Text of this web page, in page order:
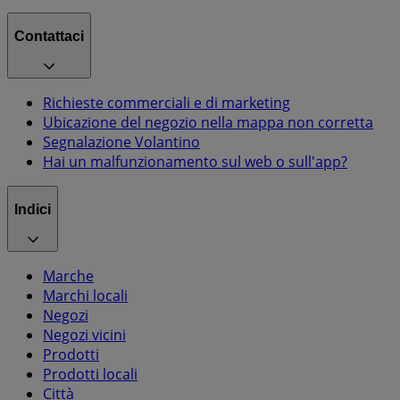
Contattaci
Richieste commerciali e di marketing
Ubicazione del negozio nella mappa non corretta
Segnalazione Volantino
Hai un malfunzionamento sul web o sull'app?
Indici
Marche
Marchi locali
Negozi
Negozi vicini
Prodotti
Prodotti locali
Città